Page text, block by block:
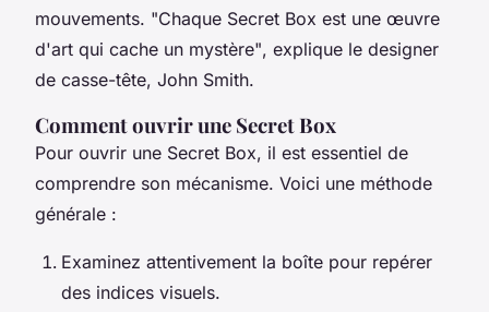
mouvements. "Chaque Secret Box est une œuvre
d'art qui cache un mystère", explique le designer
de casse-tête, John Smith.
Comment ouvrir une Secret Box
Pour ouvrir une Secret Box, il est essentiel de
comprendre son mécanisme. Voici une méthode
générale :
Examinez attentivement la boîte pour repérer
des indices visuels.